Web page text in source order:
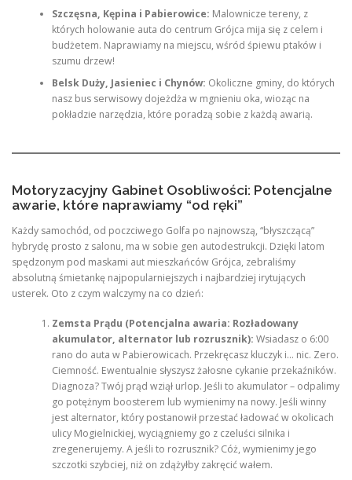
Szczęsna, Kępina i Pabierowice: Malownicze tereny, z
których holowanie auta do centrum Grójca mija się z celem i
budżetem. Naprawiamy na miejscu, wśród śpiewu ptaków i
szumu drzew!
Belsk Duży, Jasieniec i Chynów: Okoliczne gminy, do których
nasz bus serwisowy dojeżdża w mgnieniu oka, wioząc na
pokładzie narzędzia, które poradzą sobie z każdą awarią.
Motoryzacyjny Gabinet Osobliwości: Potencjalne
awarie, które naprawiamy “od ręki”
Każdy samochód, od poczciwego Golfa po najnowszą, “błyszczącą”
hybrydę prosto z salonu, ma w sobie gen autodestrukcji. Dzięki latom
spędzonym pod maskami aut mieszkańców Grójca, zebraliśmy
absolutną śmietankę najpopularniejszych i najbardziej irytujących
usterek. Oto z czym walczymy na co dzień:
Zemsta Prądu (Potencjalna awaria: Rozładowany
akumulator, alternator lub rozrusznik): Wsiadasz o 6:00
rano do auta w Pabierowicach. Przekręcasz kluczyk i… nic. Zero.
Ciemność. Ewentualnie słyszysz żałosne cykanie przekaźników.
Diagnoza? Twój prąd wziął urlop. Jeśli to akumulator – odpalimy
go potężnym boosterem lub wymienimy na nowy. Jeśli winny
jest alternator, który postanowił przestać ładować w okolicach
ulicy Mogielnickiej, wyciągniemy go z czeluści silnika i
zregenerujemy. A jeśli to rozrusznik? Cóż, wymienimy jego
szczotki szybciej, niż on zdążyłby zakręcić wałem.